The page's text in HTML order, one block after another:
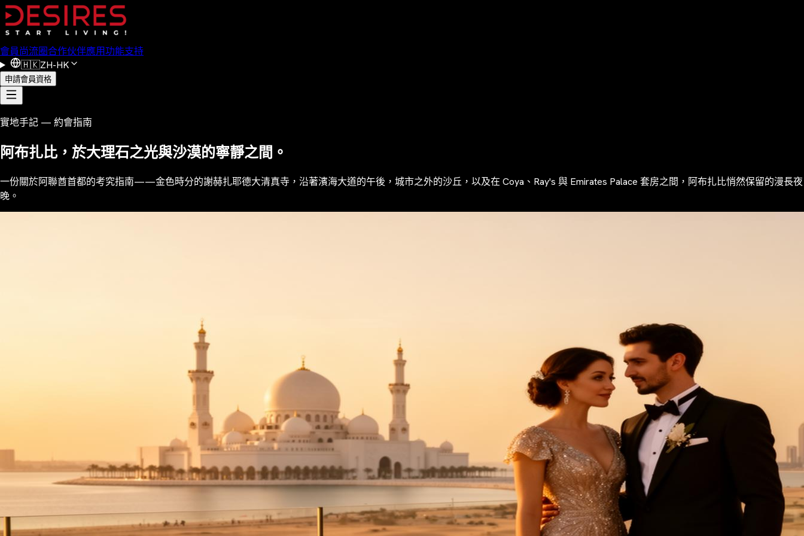
會員尚流圈合作伙伴應用功能支持
🇭🇰ZH-HK
申請會員資格
實地手記 — 約會指南
阿布扎比，於大理石之光與沙漠的寧靜之間。
一份關於阿聯酋首都的考究指南——金色時分的謝赫扎耶德大清真寺，沿著濱海大道的午後，城市之外的沙丘，以及在 Coya、Ray's 與 Emirates Palace 套房之間，阿布扎比悄然保留的漫長夜
晚。